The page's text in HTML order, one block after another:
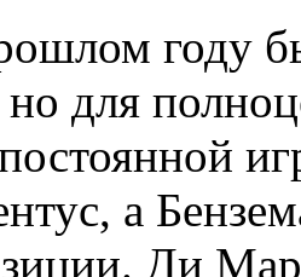
году
но для
а
Ди